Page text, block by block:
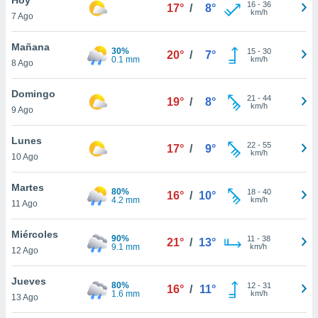
y
en
más
de
7 Ago
17° / 8° 16- 36
km/h
Mañana
8 Ago
30%
0.1 mm
20° / 7° 15- 30
km/h
Domingo
9 Ago
19° / 8° 21 - 44
km/h
Lunes
10 Ago
17° / 9° 22- 55
km/h
Martes
11 Ago
80%
4.2 mm
16° / 10° 18- 40
km/h
Miércoles
12 Ago
90%
9.1 mm
21° / 13° 11 - 38
km/h
Jueves
13 Ago
80%
1.6 mm
16° / 11° 12- 31
km/h